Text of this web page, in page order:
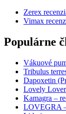
Zerex
Vimax
Populárne
Vákuové
Tribulus
Dapoxetin
Lovely
Kamagra –
LOVEGRA